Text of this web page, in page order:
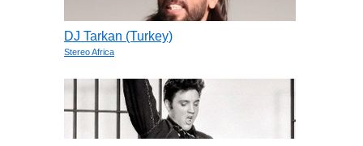
DJ Tarkan (Turkey)
Stereo Africa